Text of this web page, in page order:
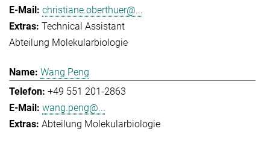
christiane.oberthuer@...
Technical Assistant
Abteilung Molekularbiologie
Wang Peng
+49 551 201-2863
wang.peng@...
Abteilung Molekularbiologie